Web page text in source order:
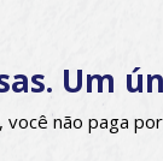
Um
você não paga